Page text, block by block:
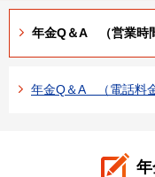
年金Q＆A （営業時
年金Q＆A （電話料金